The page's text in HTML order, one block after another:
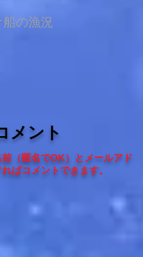
船の漁況
メント
前（匿名でOK）とメールアド
ればコメントできます。